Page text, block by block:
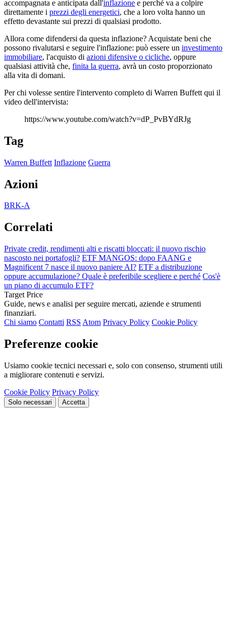
accompagnata e anticipata dall'inflazione e perché va a colpire
direttamente i prezzi degli energetici, che a loro volta hanno un
effetto devastante sui prezzi di qualsiasi prodotto.
Allora come difendersi da questa inflazione? Acquistate beni che
possono rivalutarsi e seguire l'inflazione: può essere un investimento
immobiliare, l'acquisto di azioni difensive o cicliche, oppure
qualsiasi attività che, finita la guerra, avrà un costo proporzionato
alla vita di domani.
Per chi volesse sentire l'intervento completo di Warren Buffett qui il
video dell'intervista:
https://www.youtube.com/watch?v=dP_PvBYdRJg
Tag
Warren Buffett Inflazione Guerra
Azioni
BRK-A
Correlati
Private credit, rendimenti alti e riscatti bloccati: il nuovo rischio
nascosto nei portafogli? ETF MANGOS: dopo FAANG e
Magnificent 7 nasce il nuovo paniere AI? ETF a distribuzione
oppure accumulazione? Quale è preferibile scegliere e perché Cos'è
un piano di accumulo ETF?
Target Price
Guide, news e analisi per seguire mercati, aziende e strumenti
finanziari.
Chi siamo Contatti RSS Atom Privacy Policy Cookie Policy
Preferenze cookie
Usiamo cookie tecnici necessari e, solo con consenso, strumenti utili
a migliorare contenuti e servizi.
Cookie Policy Privacy Policy
Solo necessari Accetta